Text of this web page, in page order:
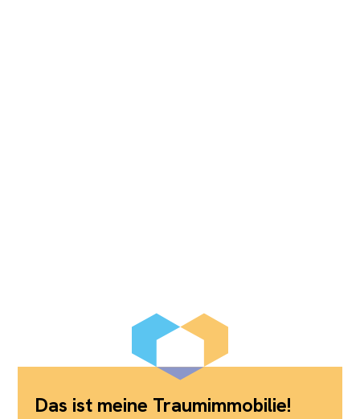
Das ist meine Traumimmobilie!